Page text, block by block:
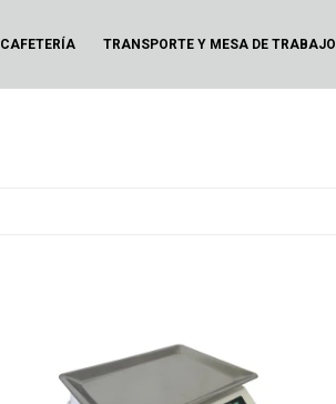
CAFETERÍA TRANSPORTE Y MESA DE TRABAJO